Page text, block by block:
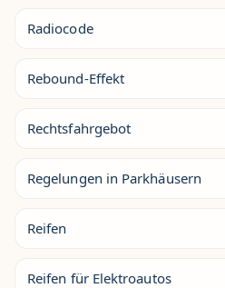
Radiocode
Rebound-Effekt
Rechtsfahrgebot
Regelungen in Parkhäusern
Reifen
Reifen für Elektroautos